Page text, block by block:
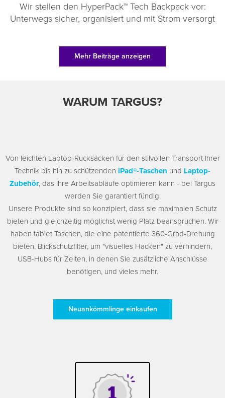
Wir stellen den HyperPack™ Tech Backpack vor:
Unterwegs sicher, organisiert und mit Strom versorgt
Mehr Beiträge anzeigen
WARUM TARGUS?
Von leichten Laptop-Rucksäcken für den stilvollen Transport Ihrer
Technik bis hin zu schützenden iPad®-Taschen und Laptop-
Zubehör, das Ihre Arbeitsabläufe optimieren kann - bei Targus
werden Sie garantiert fündig.
Unsere Produkte sind so konzipiert, dass sie maximalen Schutz
bieten und gleichzeitig möglichst wenig Platz beanspruchen. Wir
haben tablet Taschen, die eine patentierte 360-Grad-Drehung
bieten, Blickschutzfilter, um "visuelles Hacken" zu verhindern,
USB-Hubs für Zeiten, in denen Sie zusätzliche Anschlüsse
benötigen, und vieles mehr.
Neuankömmlinge einkaufen